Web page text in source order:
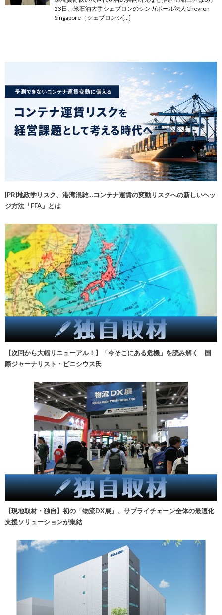
23日、米石油大手シェブロンのシンガポール法人Chevron
Singapore（シェブロンシ[…]
[PR]地政学リスク、港湾混雑…コンテナ運賃の変動リスクへの新しいヘッ
ジ方法「FFA」とは
【次回から大幅リニューアル！】「今そこにある危機」を読み解く 国
際ジャーナリスト・ビニシウス氏
【現地取材・独自】初の「物流DX展」、サプライチェーン全体の最適化
支援ソリューションが集結